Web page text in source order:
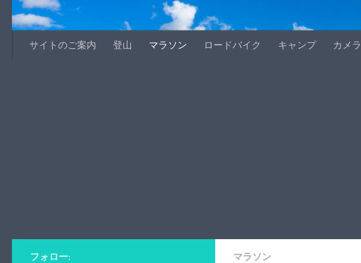
サイトのご案内 登山 マラソン ロードバイク キャンプ カメラ
マラソン
フォロー: